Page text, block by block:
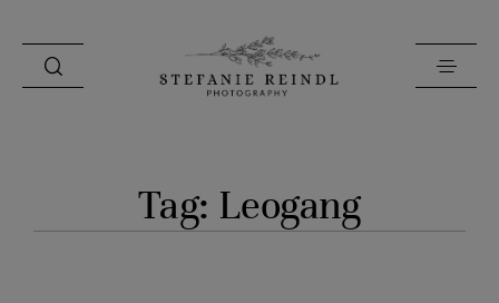
ÜBER MICHTag: Leogang